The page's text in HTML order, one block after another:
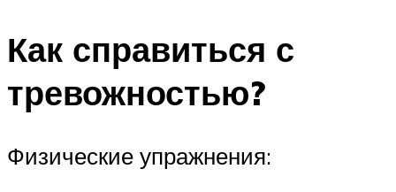
Как справиться с
тревожностью?
Физические упражнения: